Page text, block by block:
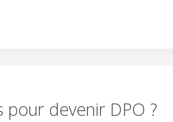
devenir DPO ?